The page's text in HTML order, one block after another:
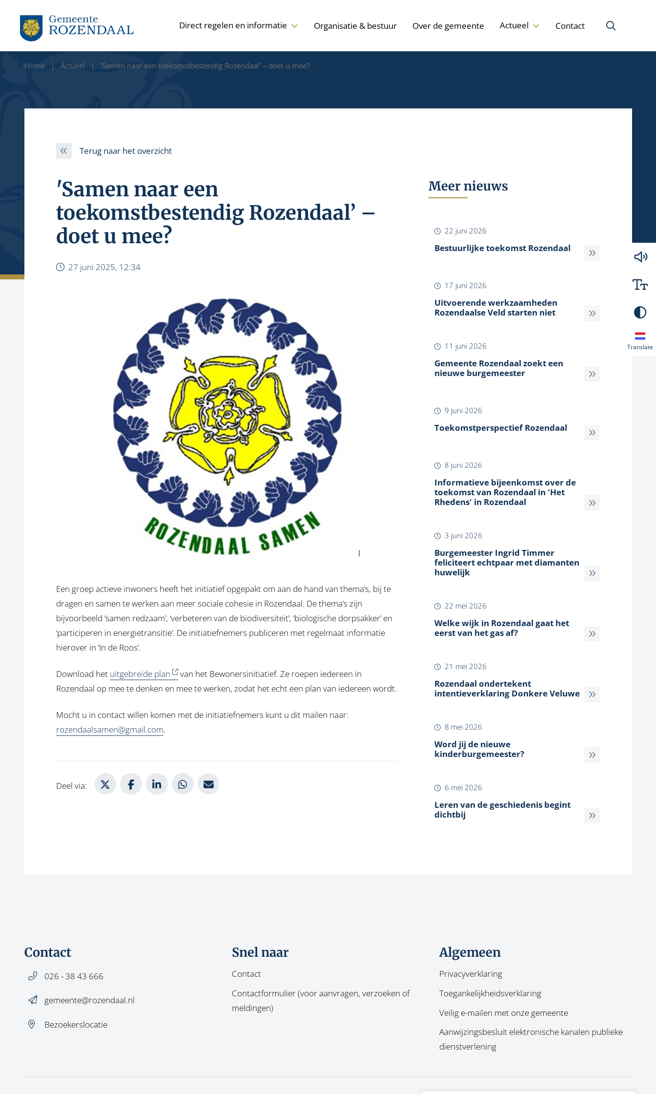
Direct regelen en informatie Organisatie & bestuur Over de gemeente Actueel Contact
Translate
Home Actueel 'Samen naar een toekomstbestendig Rozendaal’ – doet u mee?
Terug naar het overzicht
'Samen naar een
toekomstbestendig Rozendaal’ –
doet u mee?
27 juni 2025, 12:34
Een groep actieve inwoners heeft het initiatief opgepakt om aan de hand van thema’s, bij te
dragen en samen te werken aan meer sociale cohesie in Rozendaal. De thema’s zijn
bijvoorbeeld ‘samen redzaam’, ‘verbeteren van de biodiversiteit’, ‘biologische dorpsakker’ en
‘participeren in energietransitie’. De initiatiefnemers publiceren met regelmaat informatie
hierover in ‘In de Roos’.
Download het uitgebreide plan
van het Bewonersinitiatief. Ze roepen iedereen in
Rozendaal op mee te denken en mee te werken, zodat het echt een plan van iedereen wordt.
Mocht u in contact willen komen met de initiatiefnemers kunt u dit mailen naar:
rozendaalsamen@gmail.com.
Deel via:
Deel via XDeel via Facebook
Deel via LinkedIn
Deel via WhatsApp
Meer nieuws
Bestuurlijke toekomst Rozendaal
22 juni 2026
Uitvoerende werkzaamheden
Rozendaalse Veld starten niet
17 juni 2026
Gemeente Rozendaal zoekt een
nieuwe burgemeester
11 juni 2026
Toekomstperspectief Rozendaal
9 juni 2026
Informatieve bijeenkomst over de
toekomst van Rozendaal in 'Het
Rhedens' in Rozendaal
8 juni 2026
Burgemeester Ingrid Timmer
feliciteert echtpaar met diamanten
huwelijk
3 juni 2026
Welke wijk in Rozendaal gaat het
eerst van het gas af?
22 mei 2026
Rozendaal ondertekent
intentieverklaring Donkere Veluwe
21 mei 2026
Word jij de nieuwe
kinderburgemeester?
8 mei 2026
Leren van de geschiedenis begint
dichtbij
6 mei 2026
Contact
026 - 38 43 666
gemeente@rozendaal.nl
Bezoekerslocatie
Snel naar
Contact
Contactformulier (voor aanvragen, verzoeken of
meldingen)
Algemeen
Privacyverklaring
Toegankelijkheidsverklaring
Veilig e-mailen met onze gemeente
Aanwijzingsbesluit elektronische kanalen publieke
dienstverlening